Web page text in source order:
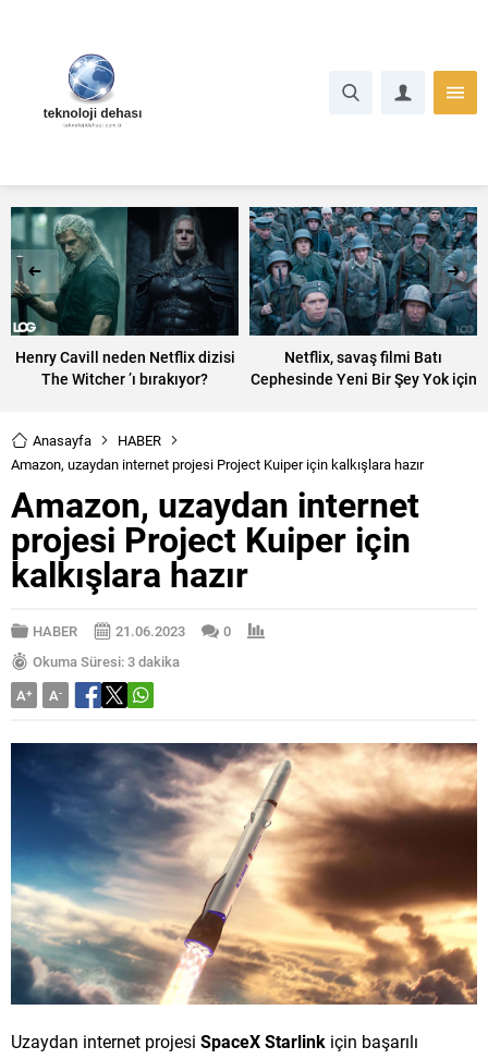
Henry Cavill neden Netflix dizisi
The Witcher ’ı bırakıyor?
Netflix, savaş filmi Batı
Cephesinde Yeni Bir Şey Yok için
Anasayfa
HABER
Amazon, uzaydan internet projesi Project Kuiper için kalkışlara hazır
Amazon, uzaydan internet
projesi Project Kuiper için
kalkışlara hazır
HABER 21.06.2023
0
Okuma Süresi: 3 dakika
A+ A-
Uzaydan internet projesi SpaceX Starlink için başarılı